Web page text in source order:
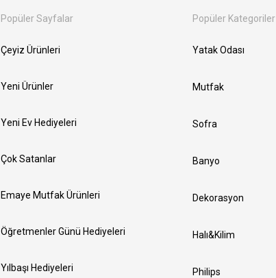
Popüler Sayfalar
Çeyiz Ürünleri
Yeni Ürünler
Yeni Ev Hediyeleri
Çok Satanlar
Emaye Mutfak Ürünleri
Öğretmenler Günü Hediyeleri
Yılbaşı Hediyeleri
Popüler Kategoriler
Yatak Odası
Mutfak
Sofra
Banyo
Dekorasyon
Halı&Kilim
Philips